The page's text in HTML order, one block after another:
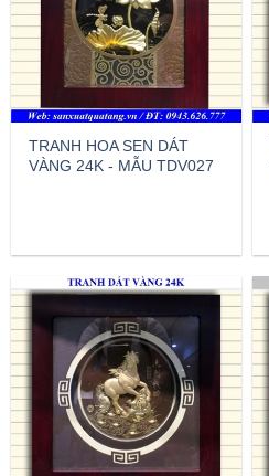
TRANH HOA SEN DÁT
VÀNG 24K - MẪU TDV027